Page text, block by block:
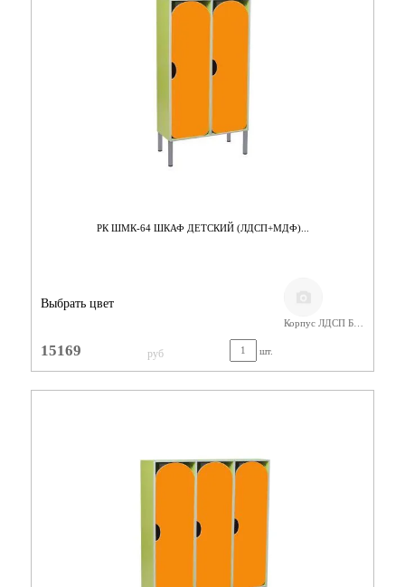
РК ШМК-64 ШКАФ ДЕТСКИЙ (ЛДСП+МДФ)...
Выбрать цвет
Корпус ЛДСП Бук,Фасады МДФ
15169 руб шт.